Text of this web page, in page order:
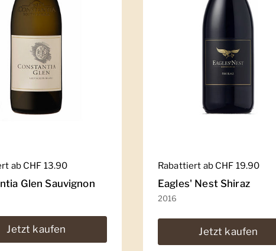
Preis
ab CHF 13.90
Glen Sauvignon
Jetzt kaufen
Regulärer Preis
Rabattiert ab CHF 19.90
Eagles' Nest Shiraz
2016
Jetzt kaufen